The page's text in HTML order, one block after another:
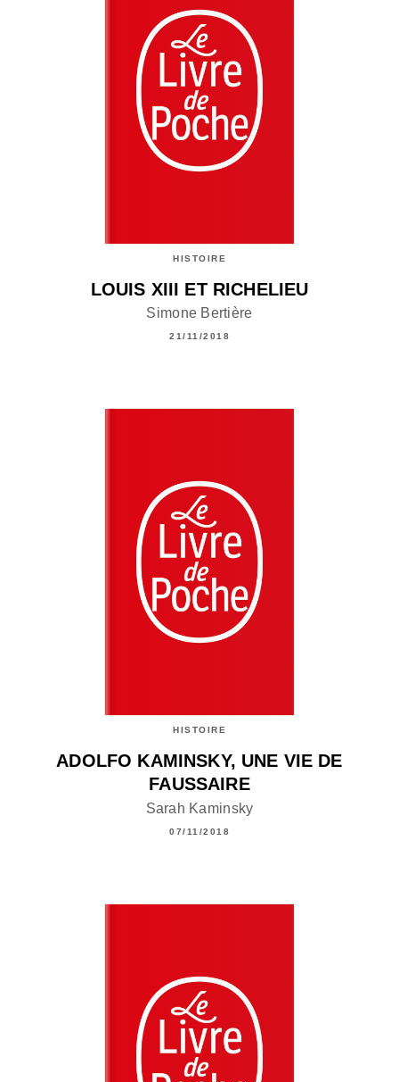
HISTOIRE
LOUIS XIII ET RICHELIEU
Simone Bertière
21/11/2018
HISTOIRE
ADOLFO KAMINSKY, UNE VIE DE
FAUSSAIRE
Sarah Kaminsky
07/11/2018